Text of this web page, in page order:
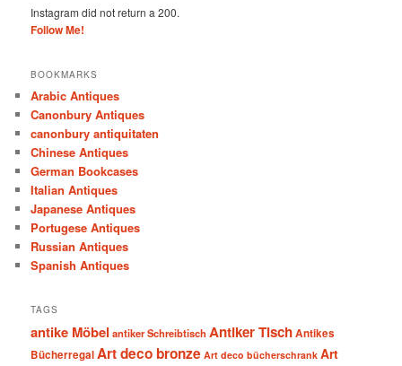
Instagram did not return a 200.
Follow Me!
BOOKMARKS
Arabic Antiques
Canonbury Antiques
canonbury antiquitaten
Chinese Antiques
German Bookcases
Italian Antiques
Japanese Antiques
Portugese Antiques
Russian Antiques
Spanish Antiques
TAGS
antike Möbel antiker Schreibtisch Antiker TischAntikes
BücherregalArt deco bronze Art deco bücherschrank Art